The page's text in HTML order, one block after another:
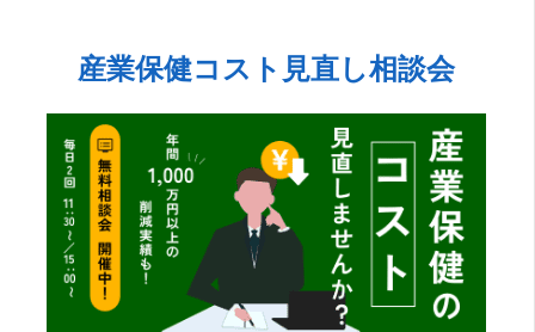
産業保健コスト見直し相談会